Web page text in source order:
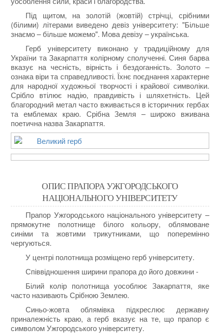
Під щитом, на золотій (жовтій) стрічці, срібними
(білими) літерами виведено девіз університету: "Більше
знаємо – більше можемо". Мова девізу – українська.
Герб університету виконано у традиційному для
України та Закарпаття колірному сполученні. Синя барва
вказує на чесність, вірність і бездоганність. Золото –
ознака віри та справедливості. Їхнє поєднання характерне
для народної художньої творчості і крайової символіки.
Срібло втілює надію, правдивість і шляхетність. Цей
благородний метал часто вживається в історичних гербах
та емблемах краю. Срібна Земля – широко вживана
поетична назва Закарпаття.
ОПИС ПРАПОРА УЖГОРОДСЬКОГО
НАЦІОНАЛЬНОГО УНІВЕРСИТЕТУ
Прапор Ужгородського національного університету –
прямокутне полотнище білого кольору, облямоване
синіми та жовтими трикутниками, що поперемінно
чергуються.
У центрі полотнища розміщено герб університету.
Співвідношення ширини прапора до його довжини -
Білий колір полотнища уособлює Закарпаття, яке
часто називають Срібною Землею.
Синьо-жовта облямівка підкреслює державну
приналежність краю, а герб вказує на те, що прапор є
символом Ужгородського університету.